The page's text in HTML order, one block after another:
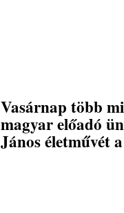
Vasárnap több
magyar előadó
János életművét